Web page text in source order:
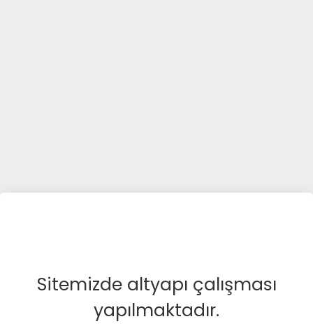
Sitemizde altyapı çalışması
yapılmaktadır.